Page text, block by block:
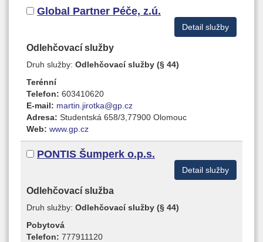
Global Partner Péče, z.ú.
Detail služby
Odlehčovací služby
Druh služby: Odlehčovací služby (§ 44)
Terénní
Telefon: 603410620
E-mail: martin.jirotka@gp.cz
Adresa: Studentská 658/3,77900 Olomouc
Web: www.gp.cz
PONTIS Šumperk o.p.s.
Detail služby
Odlehčovací služba
Druh služby: Odlehčovací služby (§ 44)
Pobytová
Telefon: 777911120